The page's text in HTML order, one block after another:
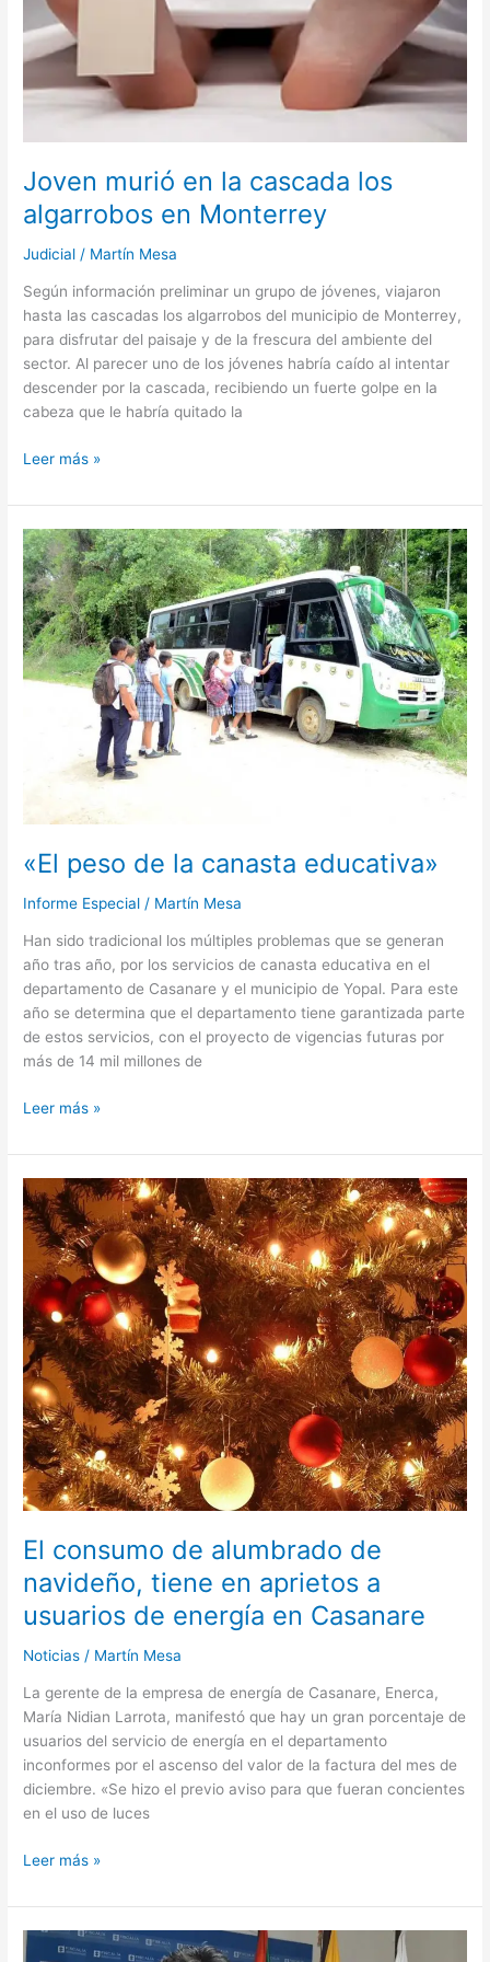
Joven murió en la cascada los
algarrobos en Monterrey
Judicial / Martín Mesa
Según información preliminar un grupo de jóvenes, viajaron
hasta las cascadas los algarrobos del municipio de Monterrey,
para disfrutar del paisaje y de la frescura del ambiente del
sector. Al parecer uno de los jóvenes habría caído al intentar
descender por la cascada, recibiendo un fuerte golpe en la
cabeza que le habría quitado la
Monterrey
Leer más »
«El peso de la canasta educativa»
Informe Especial / Martín Mesa
Han sido tradicional los múltiples problemas que se generan
año tras año, por los servicios de canasta educativa en el
departamento de Casanare y el municipio de Yopal. Para este
año se determina que el departamento tiene garantizada parte
de estos servicios, con el proyecto de vigencias futuras por
más de 14 mil millones de
«El
peso
de
la
canasta
educativa»
Leer más »
El consumo de alumbrado de
navideño, tiene en aprietos a
usuarios de energía en Casanare
Noticias / Martín Mesa
La gerente de la empresa de energía de Casanare, Enerca,
María Nidian Larrota, manifestó que hay un gran porcentaje de
usuarios del servicio de energía en el departamento
inconformes por el ascenso del valor de la factura del mes de
diciembre. «Se hizo el previo aviso para que fueran concientes
en el uso de luces
El
consumo
de
alumbrado
de
navideño,
tiene
en
aprietos
a
usuarios
de
energía
en
Leer más »
Fiscalía